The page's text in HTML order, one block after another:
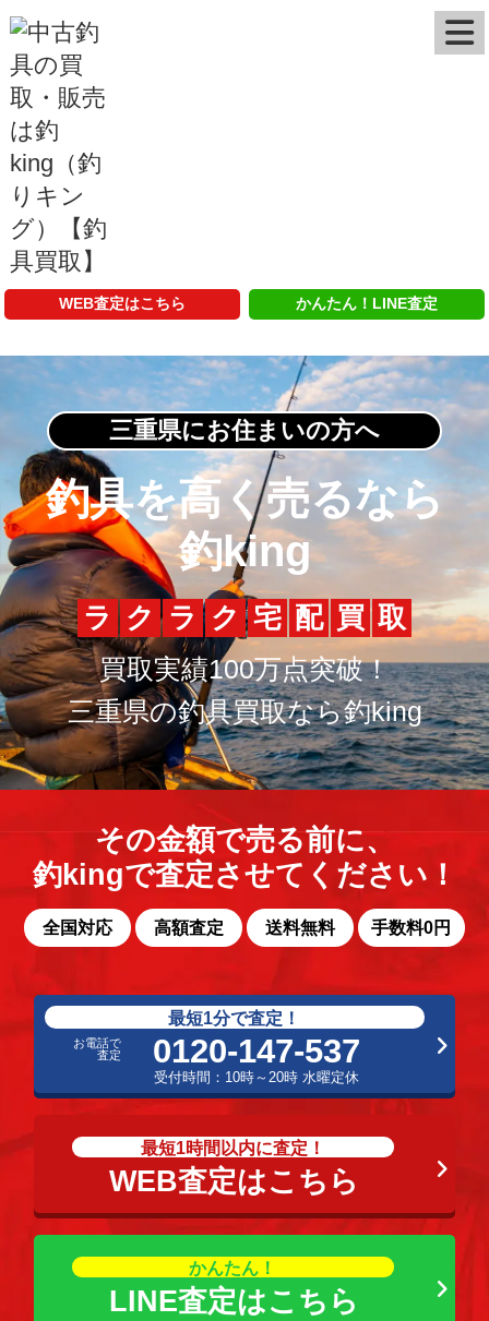
WEB査定はこちら かんたん！LINE査定
三重県にお住まいの方へ
釣具を高く売るなら
釣king
ラ ク ラ ク 宅 配 買 取
買取実績100万点突破！
三重県の釣具買取なら釣king
その金額で売る前に、
釣kingで査定させてください！
全国対応 高額査定 送料無料 手数料0円
最短1分で査定！
お電話で
査定
0120-147-537
受付時間：10時～20時 水曜定休
最短1時間以内に査定！
WEB査定はこちら
かんたん！
LINE査定はこちら